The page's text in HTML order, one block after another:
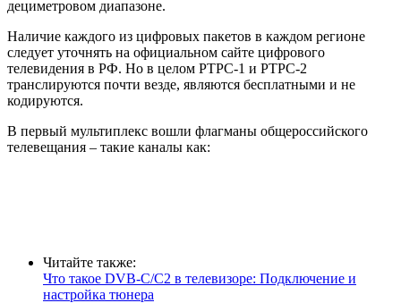
дециметровом диапазоне.
Наличие каждого из цифровых пакетов в каждом регионе
следует уточнять на официальном сайте цифрового
телевидения в РФ. Но в целом РТРС-1 и РТРС-2
транслируются почти везде, являются бесплатными и не
кодируются.
В первый мультиплекс вошли флагманы общероссийского
телевещания – такие каналы как:
Читайте также:
Что такое DVB-C/C2 в телевизоре: Подключение и
настройка тюнера